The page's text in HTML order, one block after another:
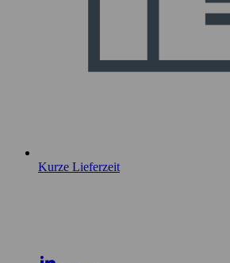
Kurze Lieferzeit